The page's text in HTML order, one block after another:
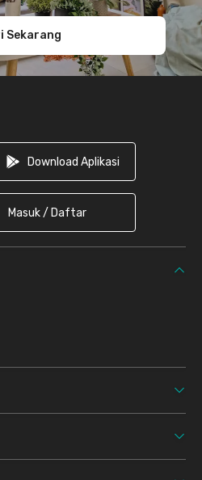
Sekarang
Download Aplikasi
Masuk / Daftar